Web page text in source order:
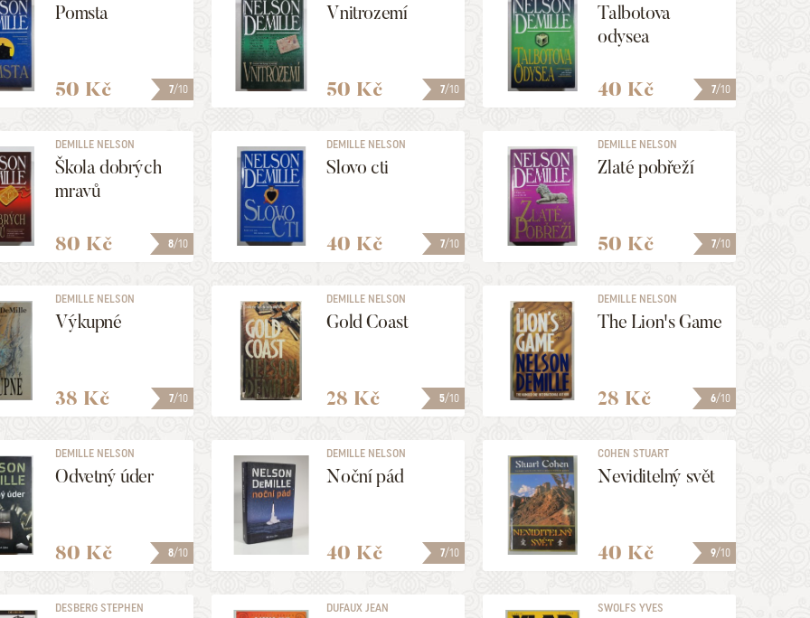
7/10
Pomsta
50 Kč 7/10
Vnitrozemí
50 Kč 7/10
Talbotova
odysea
40 Kč
8/10
DEMILLE NELSON
Škola dobrých
mravů
80 Kč 7/10
DEMILLE NELSON
Slovo cti
40 Kč 7/10
DEMILLE NELSON
Zlaté pobřeží
50 Kč
7/10
DEMILLE NELSON
Výkupné
38 Kč 5/10
DEMILLE NELSON
Gold Coast
28 Kč 6/10
DEMILLE NELSON
The Lion's Game
28 Kč
8/10
DEMILLE NELSON
Odvetný úder
80 Kč 7/10
DEMILLE NELSON
Noční pád
40 Kč 9/10
COHEN STUART
Neviditelný svět
40 Kč
DESBERG STEPHEN DUFAUX JEAN SWOLFS YVES